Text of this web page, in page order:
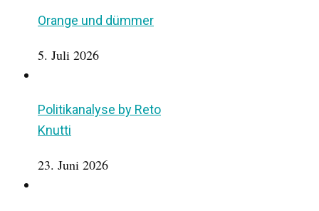
Orange und dümmer
5. Juli 2026
Politikanalyse by Reto
Knutti
23. Juni 2026